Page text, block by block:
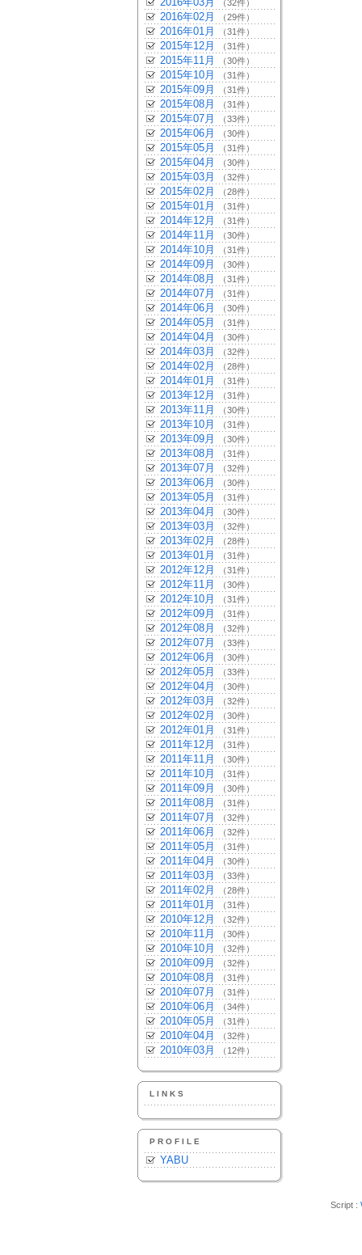
（32件）
2016年02月 （29件）
2016年01月 （31件）
2015年12月 （31件）
2015年11月 （30件）
2015年10月 （31件）
2015年09月 （31件）
2015年08月 （31件）
2015年07月 （33件）
2015年06月 （30件）
2015年05月 （31件）
2015年04月 （30件）
2015年03月 （32件）
2015年02月 （28件）
2015年01月 （31件）
2014年12月 （31件）
2014年11月 （30件）
2014年10月 （31件）
2014年09月 （30件）
2014年08月 （31件）
2014年07月 （31件）
2014年06月 （30件）
2014年05月 （31件）
2014年04月 （30件）
2014年03月 （32件）
2014年02月 （28件）
2014年01月 （31件）
2013年12月 （31件）
2013年11月 （30件）
2013年10月 （31件）
2013年09月 （30件）
2013年08月 （31件）
2013年07月 （32件）
2013年06月 （30件）
2013年05月 （31件）
2013年04月 （30件）
2013年03月 （32件）
2013年02月 （28件）
2013年01月 （31件）
2012年12月 （31件）
2012年11月 （30件）
2012年10月 （31件）
2012年09月 （31件）
2012年08月 （32件）
2012年07月 （33件）
2012年06月 （30件）
2012年05月 （33件）
2012年04月 （30件）
2012年03月 （32件）
2012年02月 （30件）
2012年01月 （31件）
2011年12月 （31件）
2011年11月 （30件）
2011年10月 （31件）
2011年09月 （30件）
2011年08月 （31件）
2011年07月 （32件）
2011年06月 （32件）
2011年05月 （31件）
2011年04月 （30件）
2011年03月 （33件）
2011年02月 （28件）
2011年01月 （31件）
2010年12月 （32件）
2010年11月 （30件）
2010年10月 （32件）
2010年09月 （32件）
2010年08月 （31件）
2010年07月 （31件）
2010年06月 （34件）
2010年05月 （31件）
2010年04月 （32件）
2010年03月 （12件）
LINKS
PROFILE
YABU
Script :